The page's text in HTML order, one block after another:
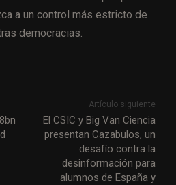
a un control más estricto de
democracias.
Artículo siguiente
El CSIC y Big Van Ciencia
presentan Cazabulos, un
desafío contra la
desinformación para
alumnos de España y